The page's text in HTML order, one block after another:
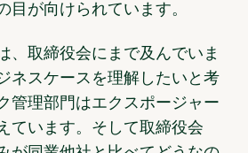
目が向けられています。
、取締役会にまで及んでいま
ネスケースを理解したいと考
管理部門はエクスポージャー
ています。そして取締役会